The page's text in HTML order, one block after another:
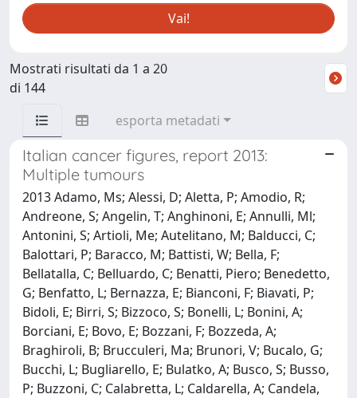
Mostrati risultati da 1 a 20
di 144
esporta metadati
Italian cancer figures, report 2013:
Multiple tumours
2013 Adamo, Ms; Alessi, D; Aletta, P; Amodio, R;
Andreone, S; Angelin, T; Anghinoni, E; Annulli, Ml;
Antonini, S; Artioli, Me; Autelitano, M; Balducci, C;
Balottari, P; Baracco, M; Battisti, W; Bella, F;
Bellatalla, C; Belluardo, C; Benatti, Piero; Benedetto,
G; Benfatto, L; Bernazza, E; Bianconi, F; Biavati, P;
Bidoli, E; Birri, S; Bizzoco, S; Bonelli, L; Bonini, A;
Borciani, E; Bovo, E; Bozzani, F; Bozzeda, A;
Braghiroli, B; Brucculeri, Ma; Brunori, V; Bucalo, G;
Bucchi, L; Bugliarello, E; Bulatko, A; Busco, S; Busso,
P; Buzzoni, C; Calabretta, L; Caldarella, A; Candela,